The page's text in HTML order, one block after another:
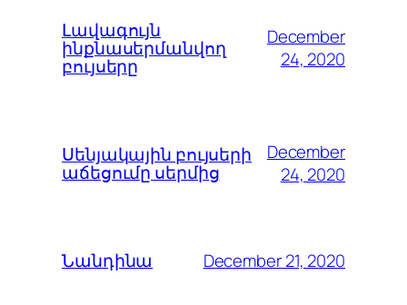
Լավագույն
ինքնասերմանվող
բույսերը
December
24, 2020
Սենյակային բույսերի
աճեցումը սերմից
December
24, 2020
Նանդինա December 21, 2020